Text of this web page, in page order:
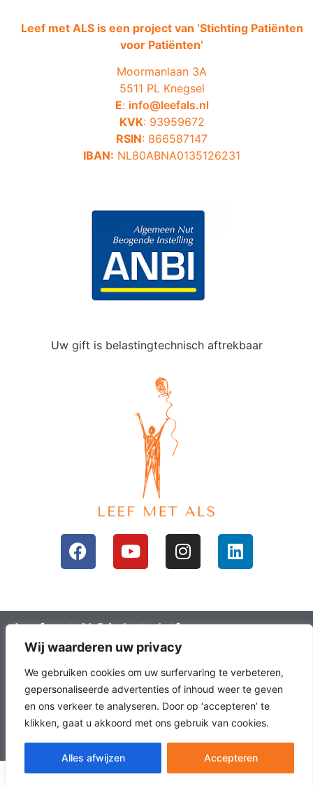
Wij waarderen uw privacy
We gebruiken cookies om uw surfervaring te verbeteren,
gepersonaliseerde advertenties of inhoud weer te geven
en ons verkeer te analyseren. Door op ‘accepteren’ te
klikken, gaat u akkoord met ons gebruik van cookies.
Alles afwijzen Accepteren
Leef met ALS is een project van ‘Stichting Patiënten
voor Patiënten’
Moormanlaan 3A
5511 PL Knegsel
E: info@leefals.nl
KVK: 93959672
RSIN: 866587147
IBAN: NL80ABNA0135126231
Uw gift is belastingtechnisch aftrekbaar
Leef met ALS is het platform voor mensen
met ALS en hun omgeving; ALS lotgenoten.
Leefals.nl heeft als doel om ALS lotgenoten
met elkaar in contact te brengen, het
laatste onderzoek en nieuws over ALS en
échte verhalen te delen.
© Leef met ALS |Privacybeleid| Website door Webexperts.nl
NL